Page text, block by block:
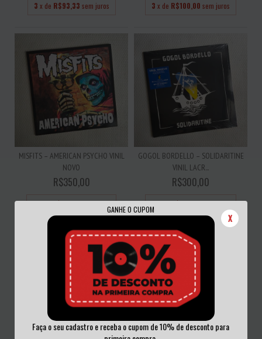
GANHE O CUPOM
X
Faça o seu cadastro e receba o cupom de 10% de desconto para
3 x de R$93,33 sem juros 3 x de R$100,00 sem juros
MISFITS – AMERICAN PSYCHO VINIL
NOVO
R$350,00
3x deR$116,67sem juros
GOGOL BORDELLO – SOLIDARITINE
VINIL LACR...
R$300,00
3x deR$100,00sem juros